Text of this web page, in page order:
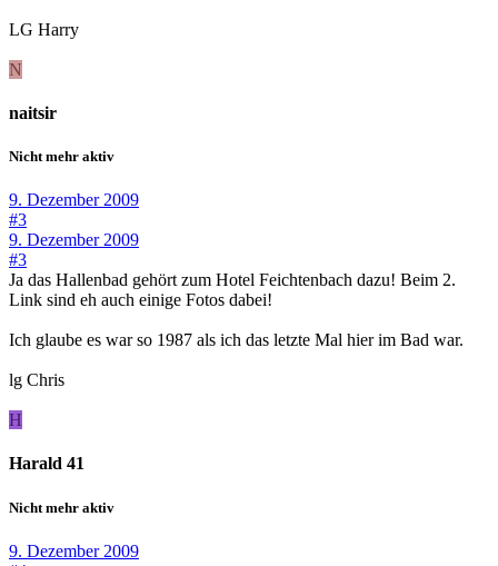
LG Harry
N
naitsir
Nicht mehr aktiv
9. Dezember 2009
#3
9. Dezember 2009
#3
Ja das Hallenbad gehört zum Hotel Feichtenbach dazu! Beim 2.
Link sind eh auch einige Fotos dabei!
Ich glaube es war so 1987 als ich das letzte Mal hier im Bad war.
lg Chris
H
Harald 41
Nicht mehr aktiv
9. Dezember 2009